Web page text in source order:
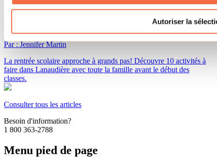
Autoriser la
Par : Jennifer Martin
La rentrée scolaire approche à grands pas! Découvre 10 activités à
faire dans Lanaudière avec toute la famille avant le début des
classes.
Consulter tous les articles
Besoin d'information?
1 800 363-2788
Menu pied de page